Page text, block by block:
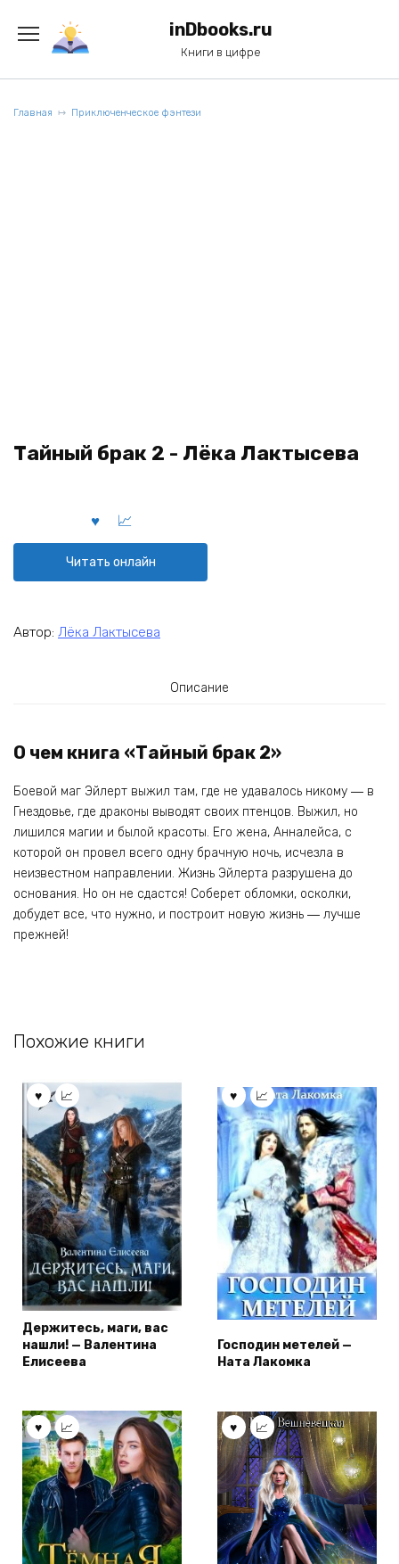
содержанию
inDbooks.ru
Книги в цифре
Главная Приключенческое фэнтези
Тайный брак 2 - Лёка Лактысева
Читать онлайн
Автор: Лёка Лактысева
Описание
О чем книга «Тайный брак 2»
Боевой маг Эйлерт выжил там, где не удавалось никому ― в
Гнездовье, где драконы выводят своих птенцов. Выжил, но
лишился магии и былой красоты. Его жена, Анналейса, с
которой он провел всего одну брачную ночь, исчезла в
неизвестном направлении. Жизнь Эйлерта разрушена до
основания. Но он не сдастся! Соберет обломки, осколки,
добудет все, что нужно, и построит новую жизнь ― лучше
прежней!
Похожие книги
Держитесь, маги, вас
нашли! — Валентина
Елисеева
Господин метелей —
Ната Лакомка